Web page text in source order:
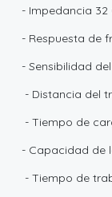
- Impedancia 32
- Respuesta de
- Sensibilidad
- Distancia del
- Tiempo de
- Capacidad de
- Tiempo de